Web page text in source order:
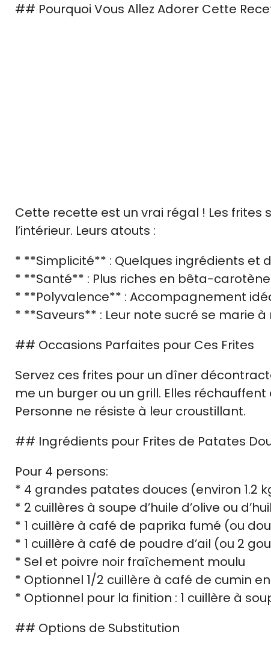
## Pourquoi Vous Allez Adorer Cette
Cette recette est un vrai régal ! Les frites
l’intérieur. Leurs atouts :
* **Simplicité** : Quelques ingrédients et
* **Santé** : Plus riches en bêta-
* **Polyvalence** : Accompagnement
* **Saveurs** : Leur note sucré se marie
## Occasions Parfaites pour Ces Frites
Servez ces frites pour un dîner
me un burger ou un grill. Elles
Personne ne résiste à leur croustillant.
## Ingrédients pour Frites de Patates
Pour 4 persons:
* 4 grandes patates douces (environ 1.2
* 2 cuillères à soupe d’huile d’olive ou
* 1 cuillère à café de paprika fumé (ou
* 1 cuillère à café de poudre d’ail (ou 2
* Sel et poivre noir fraîchement moulu
* Optionnel 1/2 cuillère à café de cumin
* Optionnel pour la finition : 1 cuillère à
## Options de Substitution